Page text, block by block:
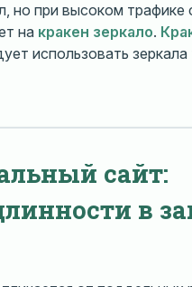
но при высоком трафике
на кракен зеркало.
использовать зеркала
сайт:
в